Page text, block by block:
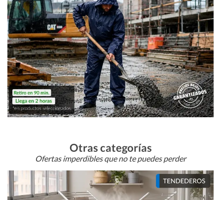
Otras categorías
Ofertas imperdibles que no te puedes perder